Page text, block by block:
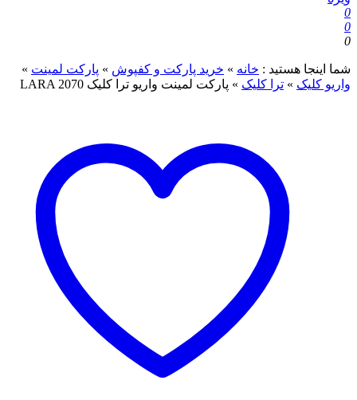
0
0
0
شما اینجا هستید : خانه » خرید پارکت و کفپوش » پارکت لمینت »
واریو کلیک » ترا کلیک » پارکت لمینت واریو ترا کلیک LARA 2070